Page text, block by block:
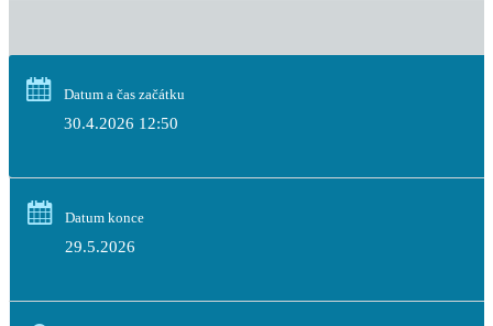
Datum a čas začátku
30.4.2026 12:50
Datum konce
29.5.2026